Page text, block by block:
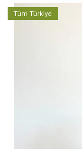
Tüm Türkiye